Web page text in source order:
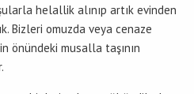
helallik alınıp artık evinden
Bizleri omuzda veya cenaze
önündeki musalla taşının